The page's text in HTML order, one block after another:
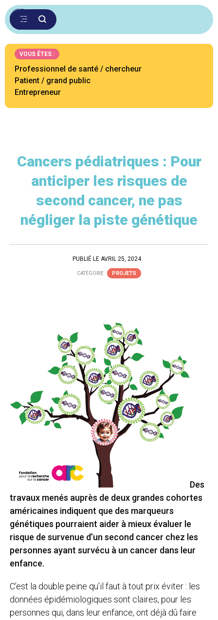
VOUS ÊTES :
Professionnel de santé / chercheur
Patient / grand public
Entrepreneur
Cancers pédiatriques : Pour
anticiper les risques de
second cancer, ne pas
négliger la piste génétique
PUBLIÉ LE AVRIL 25, 2024
CATÉGORIE : PROJETS
Des
travaux menés auprès de deux grandes cohortes
américaines indiquent que des marqueurs
génétiques pourraient aider à mieux évaluer le
risque de survenue d’un second cancer chez les
personnes ayant survécu à un cancer dans leur
enfance.
C’est la double peine qu’il faut à tout prix éviter : les
données épidémiologiques sont claires, pour les
personnes qui, dans leur enfance, ont déjà dû faire